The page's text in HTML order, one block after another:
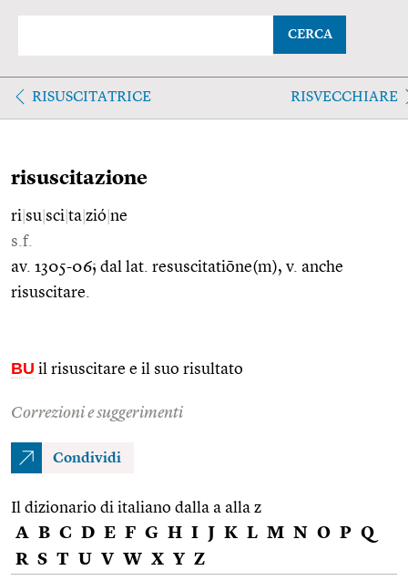
CERCA
RISUSCITATRICE RISVECCHIARE
risuscitazione
ri su sci ta zió ne
s.f.
av. 1305-06; dal lat. resuscitatiōne(m), v. anche
risuscitare.
BU il risuscitare e il suo risultato
Correzioni e suggerimenti
Condividi
Il dizionario di italiano dalla a alla z
A B C D E F G H I J K L M N O P Q
R S T U V W X Y Z